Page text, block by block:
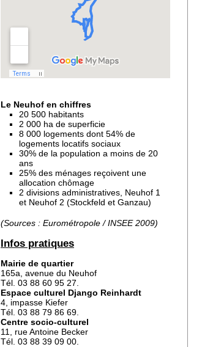
16 octobre 2018
«Chacun me propose un
autofinancement là, ce
qui vous vient !»
16 octobre 2018
ciel ouvert »
16 octobre 2018
Un vécu de poids
15 octobre 2018
Difracto : devenir un pro
avec Django
Le vrac s'invite au Neuhof
11 octobre 2018
Les petites filles
chaussent leurs
Le Neuhof en chiffres
20 500 habitants
2 000 ha de superficie
8 000 logements dont 54% de
logements locatifs sociaux
30% de la population a moins de 20
ans
25% des ménages reçoivent une
allocation chômage
2 divisions administratives, Neuhof 1
et Neuhof 2 (Stockfeld et Ganzau)
(Sources : Eurométropole / INSEE 2009)
Infos pratiques
Mairie de quartier
165a, avenue du Neuhof
Tél. 03 88 60 95 27.
Espace culturel Django Reinhardt
4, impasse Kiefer
Tél. 03 88 79 86 69.
Centre socio-culturel
11, rue Antoine Becker
Tél. 03 88 39 09 00.